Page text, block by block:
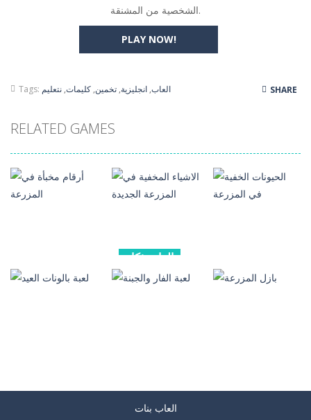
PLAY NOW!
الشخصية من المشنقة.
Tags: العاب, انجليزية, تخمين, كليمات, نتعليم SHARE
RELATED GAMES
العاب ذكاء
العاب ذكاء
الاشياء المخفية
العاب ذكاء
العاب ذكاء العاب ذكاء
لعبة الفار والجبنة
العاب ذكاء
العاب بنات